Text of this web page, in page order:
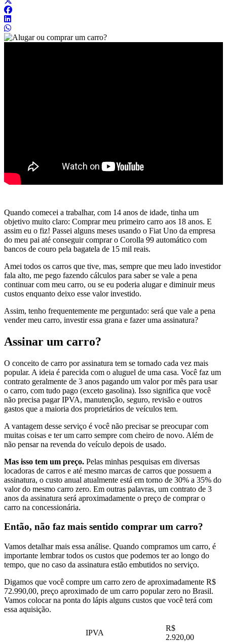
Quando comecei a trabalhar, com 14 anos de idade, tinha um
objetivo muito claro: Comprar meu primeiro carro aos 18 anos. E
assim eu o fiz! Passei alguns meses usando o Fiat Uno da empresa
do meu pai até conseguir comprar o Corolla 99 automático com
bancos de couro pela bagatela de 15 mil reais.
Amei todos os carros que tive, mas, sempre que meu lado investidor
fala alto, me pego fazendo cálculos para saber se vale a pena
continuar com meu carro, ou se eu poderia alugar e diminuir meus
custos enquanto deixo esse valor investido.
Assim, tenho frequentemente me perguntado: será que vale a pena
vender meu carro, investir essa grana e fazer uma assinatura?
Assinar um carro?
O conceito de carro por assinatura tem se tornado cada vez mais
popular. A ideia é parecida com o aluguel de uma casa. Você faz um
contrato geralmente de 3 anos pagando um valor por mês para usar
o carro, com tudo pago (exceto gasolina). Isso significa que você
não precisa pagar IPVA, manutenção, seguro, revisão e outros
gastos que a maioria dos proprietários de veículos tem.
A vantagem desse serviço é você não precisar se preocupar com
muitas coisas e ter um carro sempre com cheiro de novo. Além de
não pensar na revenda do veículo depois de usado.
Mas isso tem um preço. Pelas minhas pesquisas em diversas
locadoras de carros e até mesmo marcas de carros que possuem a
assinatura, o custo anual atualmente está em torno de 30% a 35% do
valor do mesmo carro zero. Em outras palavras, um contrato de 3
anos da assinatura será aproximadamente o preço de comprar o
carro na concessionária.
Então, não faz mais sentido comprar um carro?
Vamos detalhar mais essa análise. Quando compramos um carro, é
importante lembrar todos os custos que podemos ter ao longo do
tempo, que no caso da assinatura estão embutidos no serviço.
Digamos que você compre um carro zero de aproximadamente R$
72.990,00, preço aproximado de um carro popular zero no Brasil.
Vamos colocar na ponta do lápis alguns custos que você terá com
essa aquisição.
IPVA
R$
2.920,00